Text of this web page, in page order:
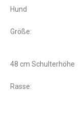
Hund
Größe:
48 cm Schulterhöhe
Rasse: